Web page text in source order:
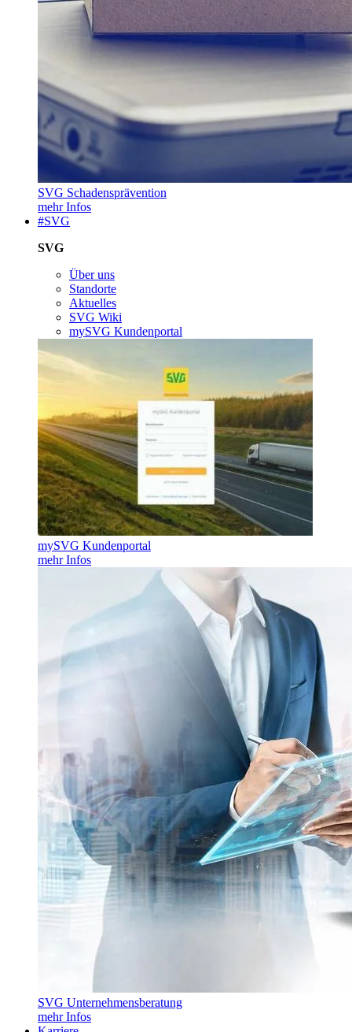
SVG Schadensprävention
mehr Infos
#SVG
SVG
Über uns
Standorte
Aktuelles
SVG Wiki
mySVG Kundenportal
mySVG Kundenportal
mehr Infos
SVG Unternehmensberatung
mehr Infos